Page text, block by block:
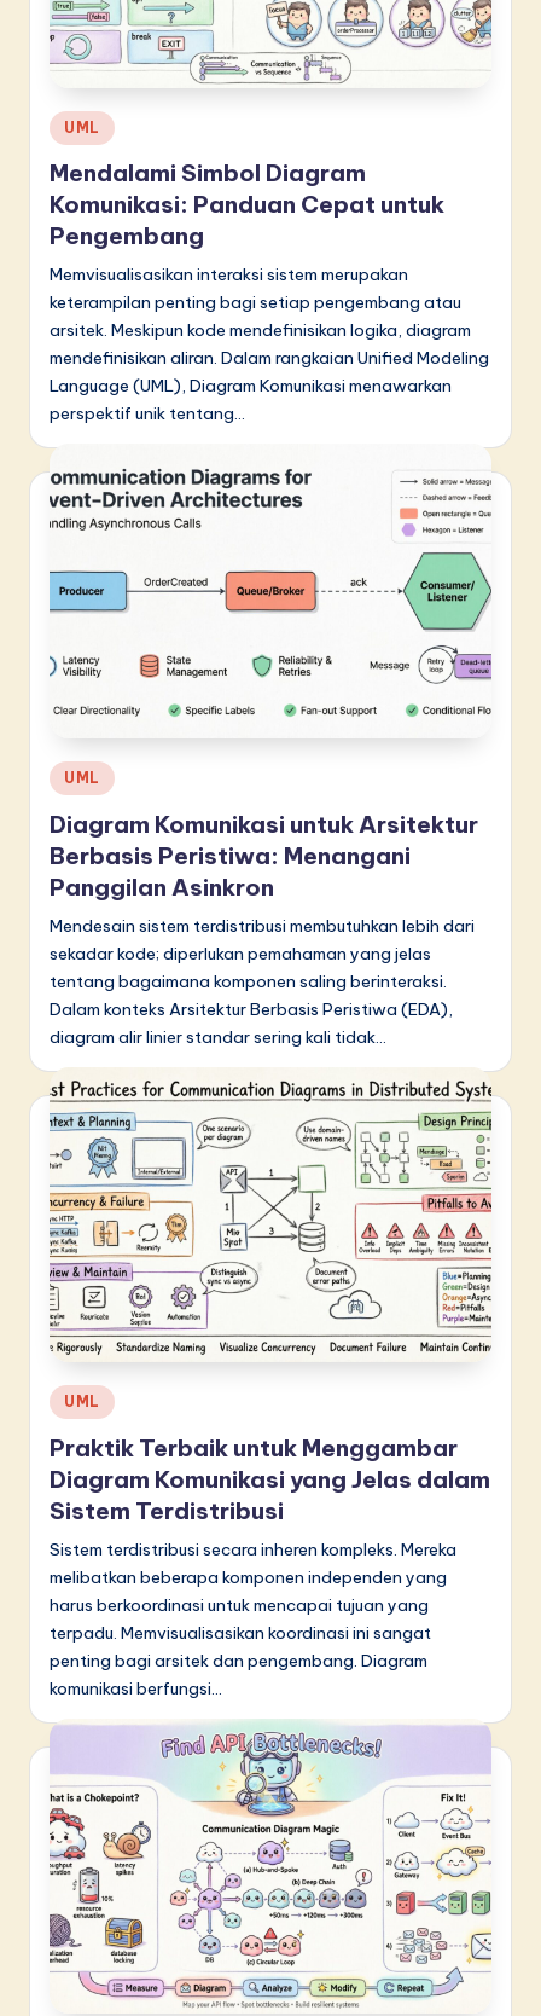
a
ti
n
Posted
in
UML
Mendalami Simbol Diagram
Komunikasi: Panduan Cepat untuk
Pengembang
Memvisualisasikan interaksi sistem merupakan
keterampilan penting bagi setiap pengembang atau
arsitek. Meskipun kode mendefinisikan logika, diagram
mendefinisikan aliran. Dalam rangkaian Unified Modeling
Language (UML), Diagram Komunikasi menawarkan
perspektif unik tentang…
Posted
UML
Diagram Komunikasi untuk Arsitektur
Berbasis Peristiwa: Menangani
Panggilan Asinkron
Mendesain sistem terdistribusi membutuhkan lebih dari
sekadar kode; diperlukan pemahaman yang jelas
tentang bagaimana komponen saling berinteraksi.
Dalam konteks Arsitektur Berbasis Peristiwa (EDA),
diagram alir linier standar sering kali tidak…
Posted
in
UML
Praktik Terbaik untuk Menggambar
Diagram Komunikasi yang Jelas dalam
Sistem Terdistribusi
Sistem terdistribusi secara inheren kompleks. Mereka
melibatkan beberapa komponen independen yang
harus berkoordinasi untuk mencapai tujuan yang
terpadu. Memvisualisasikan koordinasi ini sangat
penting bagi arsitek dan pengembang. Diagram
komunikasi berfungsi…